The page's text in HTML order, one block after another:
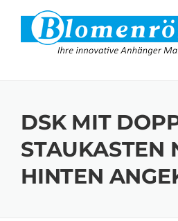
Skip to content
DSK MIT
STAUKASTEN
HINTEN